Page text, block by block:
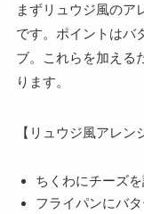
まずリュウジ風のア
です。ポイントはバ
ブ。これらを加える
ります。
【リュウジ風アレン
ちくわにチーズ
フライパンにバ